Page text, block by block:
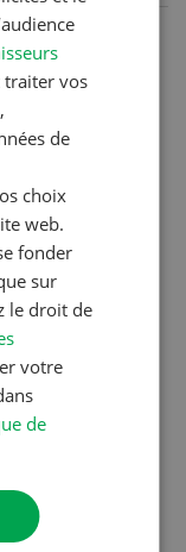
mis sur le
dans certains
nécessair...
traiter vos
de
choix
web.
fonder
sur
le droit de
votre
de